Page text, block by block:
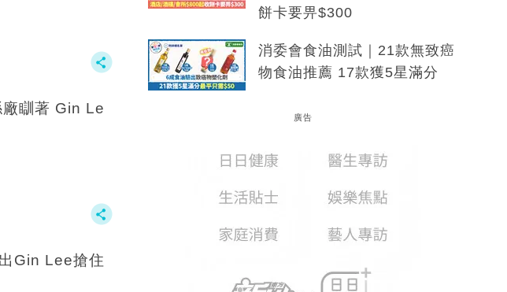
瞓著 Gin Le
Gin Lee搶住
餅卡要畀$300
消委會食油測試｜21款無致癌
物食油推薦 17款獲5星滿分
廣告